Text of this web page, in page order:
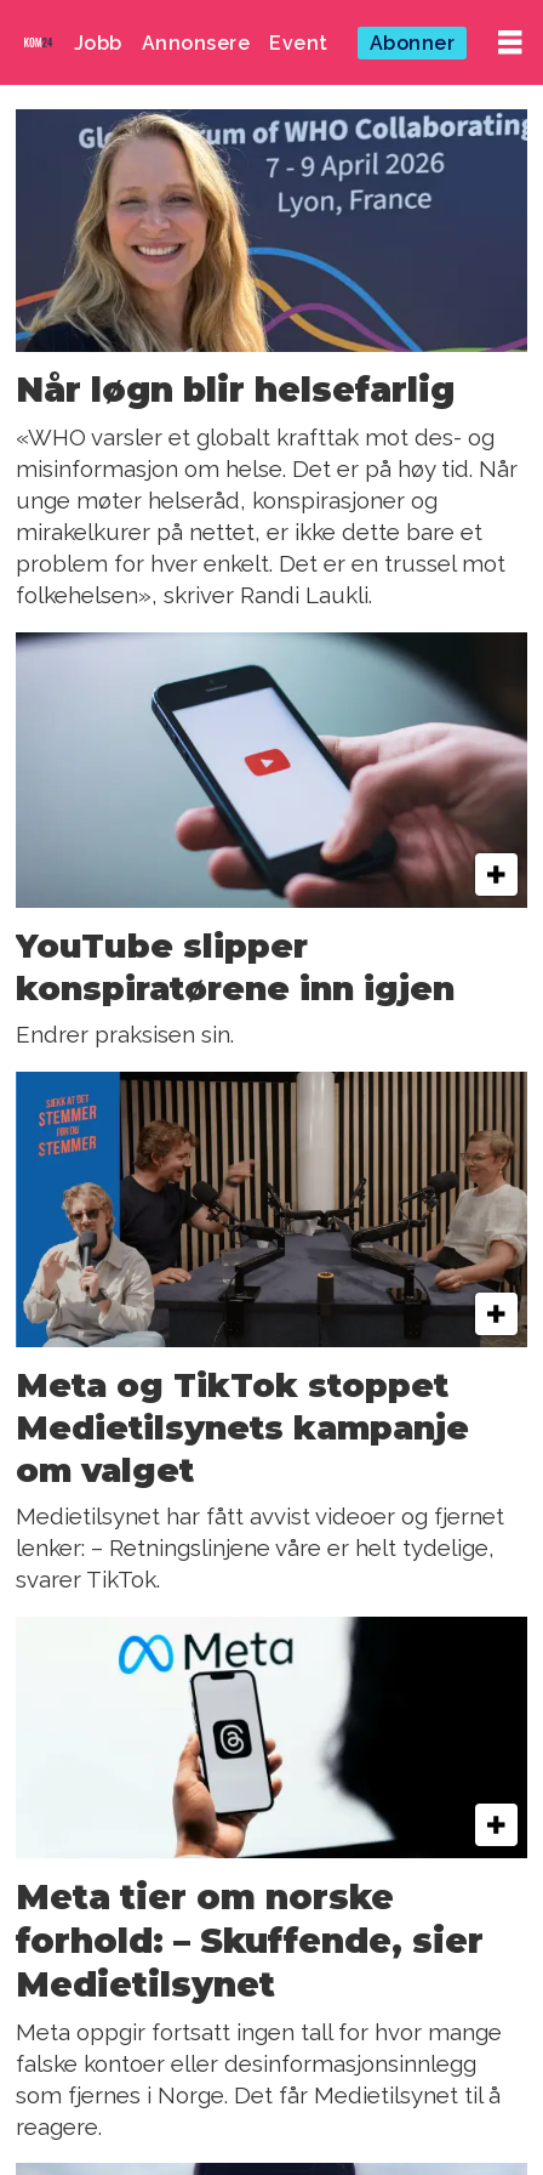
Jobb Annonsere Event Abonner
Emne:
desinformasjon
Når løgn blir helsefarlig
«WHO varsler et globalt krafttak mot des- og
misinformasjon om helse. Det er på høy tid. Når
unge møter helseråd, konspirasjoner og
mirakelkurer på nettet, er ikke dette bare et
problem for hver enkelt. Det er en trussel mot
folkehelsen», skriver Randi Laukli.
YouTube slipper
konspiratørene inn igjen
Endrer praksisen sin.
Meta og TikTok stoppet
Medietilsynets kampanje
om valget
Medietilsynet har fått avvist videoer og fjernet
lenker: – Retningslinjene våre er helt tydelige,
svarer TikTok.
Meta tier om norske
forhold: – Skuffende, sier
Medietilsynet
Meta oppgir fortsatt ingen tall for hvor mange
falske kontoer eller desinformasjonsinnlegg
som fjernes i Norge. Det får Medietilsynet til å
reagere.